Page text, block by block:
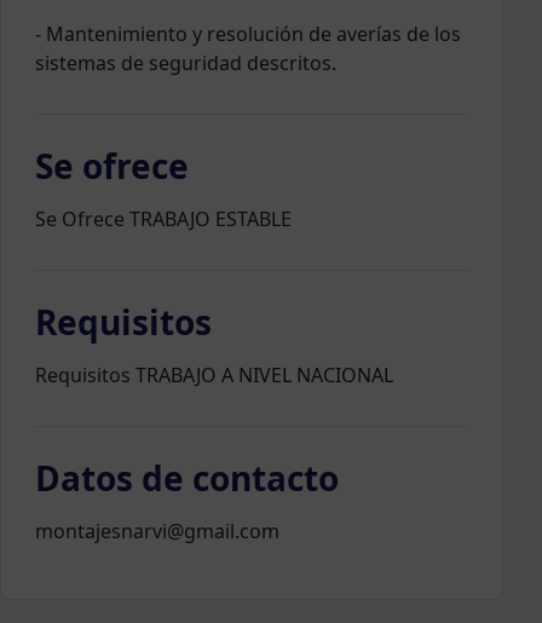
- Mantenimiento y resolución de averías de los
sistemas de seguridad descritos.
Se ofrece
Se Ofrece TRABAJO ESTABLE
Requisitos
Requisitos TRABAJO A NIVEL NACIONAL
Datos de contacto
montajesnarvi@gmail.com